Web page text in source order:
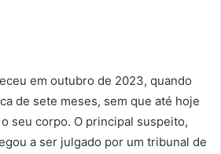
em outubro de 2023, quando
de sete meses, sem que até hoje
seu corpo. O principal suspeito,
a ser julgado por um tribunal de